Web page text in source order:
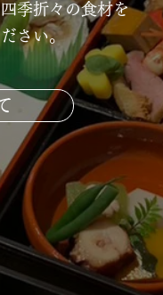
季折々の食材を
さい。